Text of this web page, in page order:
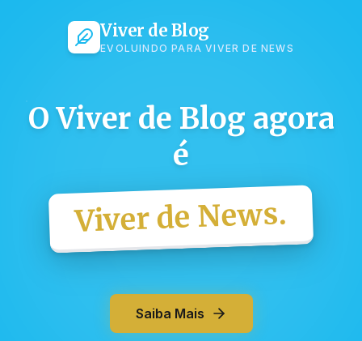
Viver de Blog
EVOLUINDO PARA VIVER DE NEWS
O Viver de Blog agora
é
Viver de News.
Saiba Mais